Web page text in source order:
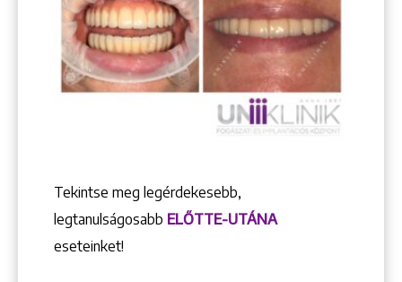
Tekintse meg legérdekesebb,
legtanulságosabb ELŐTTE-UTÁNA
eseteinket!